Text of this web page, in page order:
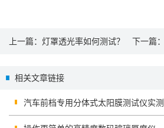
上一篇： 灯罩透光率如何测试？ 下一篇：
相关文章链接
汽车前档专用分体式太阳膜测试仪实